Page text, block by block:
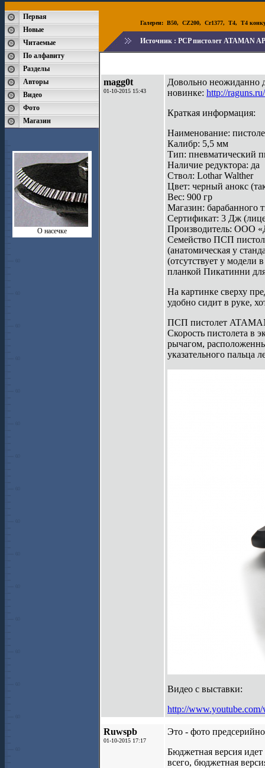
Первая
Новые
Читаемые
По алфавиту
Разделы
Авторы
Видео
Фото
Магазин
О насечке
Галереи: B50, CZ200, Cr1377, T4, T4
Источник : PCP пистолет ATAMAN
magg0t
01-10-2015 15:43
Довольно неожиданно
новинке: http://
Краткая информация:
Наименование:
Калибр: 5,5 мм
Тип: пневматический
Наличие редуктора: да
Ствол: Lothar Walther
Цвет: черный анокс
Вес: 900 гр
Магазин: барабанного
Сертификат: 3 Дж
Производитель: ООО
Семейство ПСП
(анатомическая у
(отсутствует у модели
планкой Пикатинни
На картинке сверху
удобно сидит в руке,
ПСП пистолет ATAMAN
Скорость пистолета в
рычагом,
указательного пальца
Видео с выставки:
http://
Ruwspb
01-10-2015 17:17
Это - фото
Бюджетная версия
всего, бюджетная